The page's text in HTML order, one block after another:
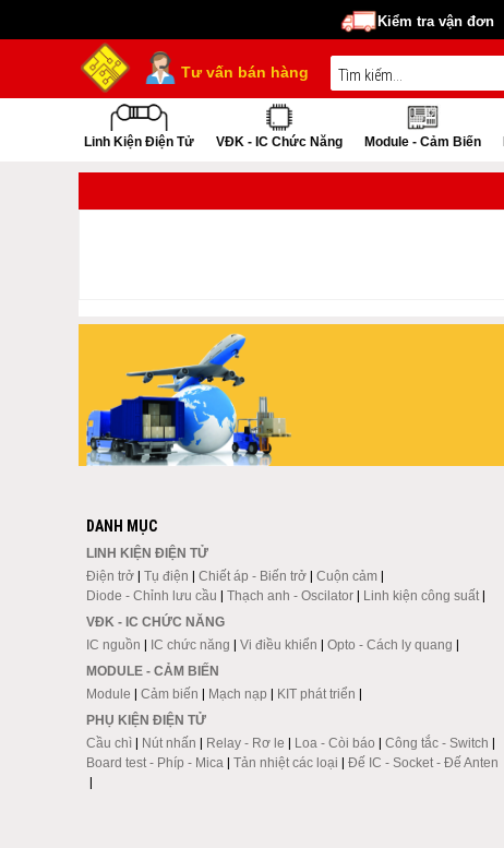
Kiểm tra vận đơn
Tư vấn bán hàng
Linh Kiện Điện Tử VĐK - IC Chức Năng Module - Cảm Biến
DANH MỤC
LINH KIỆN ĐIỆN TỬ
Điện trở| Tụ điện | Chiết áp - Biến trở| Cuộn cảm|
Diode - Chỉnh lưu cầu | Thạch anh - Oscilator| Linh kiện công suất|
VĐK - IC CHỨC NĂNG
IC nguồn | IC chức năng | Vi điều khiển | Opto - Cách ly quang |
MODULE - CẢM BIẾN
Module | Cảm biến | Mạch nạp | KIT phát triển |
PHỤ KIỆN ĐIỆN TỬ
Cầu chì| Nút nhấn | Relay - Rơ le | Loa - Còi báo | Công tắc - Switch |
Board test - Phíp - Mica | Tản nhiệt các loại | Đế IC - Socket - Đế Anten
|